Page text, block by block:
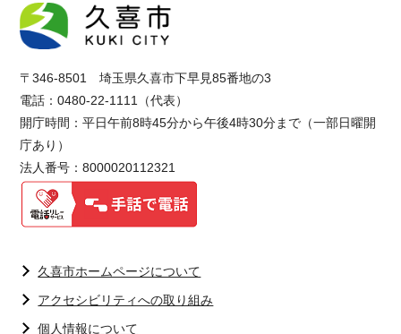
〒346-8501 埼玉県久喜市下早見85番地の3
電話：0480-22-1111（代表）
開庁時間：平日午前8時45分から午後4時30分まで（一部日曜開
庁あり）
法人番号：8000020112321
久喜市ホームページについて
アクセシビリティへの取り組み
個人情報について